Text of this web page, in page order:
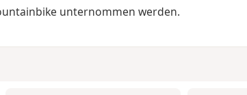
unternommen werden.